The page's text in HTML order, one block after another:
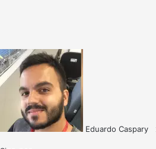
Eduardo Caspary